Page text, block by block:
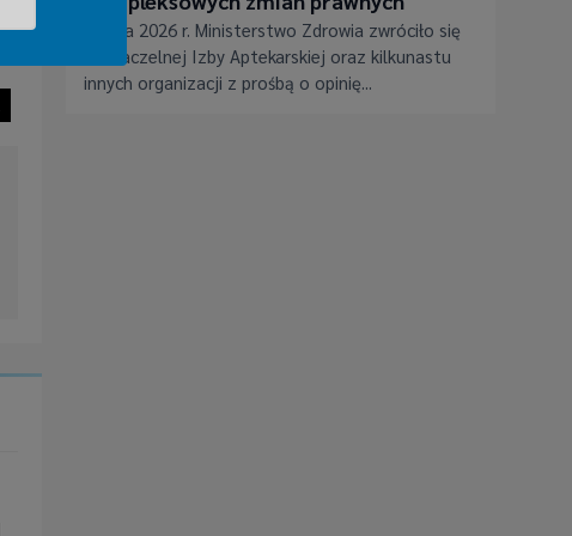
3 lipca 2026 r. Ministerstwo Zdrowia zwróciło się
do Naczelnej Izby Aptekarskiej oraz kilkunastu
innych organizacji z prośbą o opinię...